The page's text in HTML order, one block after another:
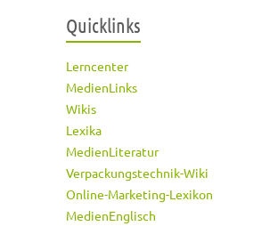
Quicklinks
Lerncenter
MedienLinks
Wikis
Lexika
MedienLiteratur
Verpackungstechnik-Wiki
Online-Marketing-Lexikon
MedienEnglisch